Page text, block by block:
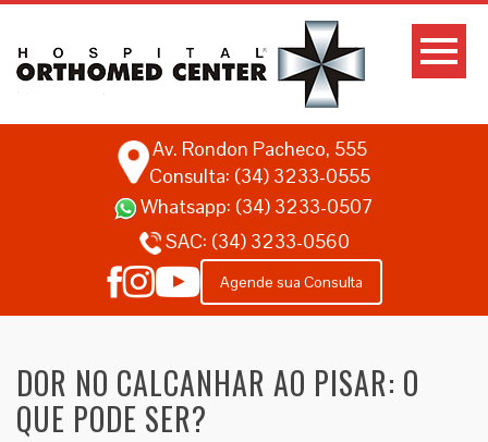
Av. Rondon Pacheco, 555
Consulta: (34) 3233-0555
Whatsapp: (34) 3233-0507
SAC: (34) 3233-0560
Agende sua Consulta
DOR NO CALCANHAR AO PISAR: O
QUE PODE SER?